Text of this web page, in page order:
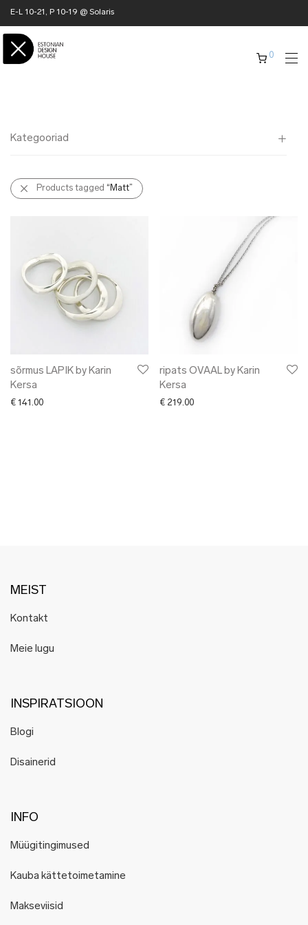
E-L 10-21, P 10-19 @ Solaris
0
Kategooriad
Kõik
✖ KODU
✖ KINGITUSED
✖ ONLY @ EDH
✖ MUU
✖ LÕPUMÜÜK
Products tagged “Matt”
sõrmus LAPIK by Karin
Kersa
€ 141.00
ripats OVAAL by Karin
Kersa
€ 219.00
MEIST
Kontakt
Meie lugu
INSPIRATSIOON
Blogi
Disainerid
INFO
Müügitingimused
Kauba kättetoimetamine
Makseviisid